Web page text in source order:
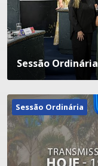
Sessão Ordinária
Sessão Ordinária